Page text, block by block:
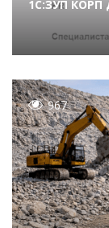
1С:ЗУП КОРП
967